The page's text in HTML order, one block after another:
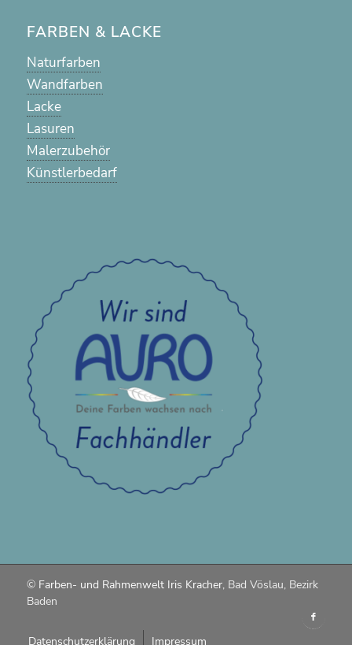
FARBEN & LACKE
Naturfarben
Wandfarben
Lacke
Lasuren
Malerzubehör
Künstlerbedarf
© Farben- und Rahmenwelt Iris Kracher, Bad Vöslau, Bezirk
Baden
Datenschutzerklärung Impressum